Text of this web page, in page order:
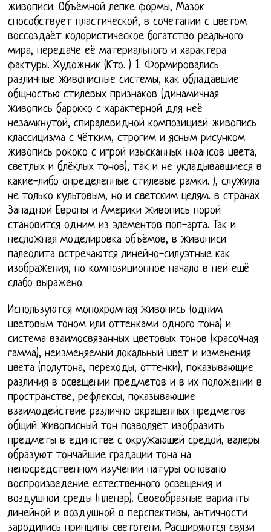
живописи. Объёмной лепке формы, Мазок
способствует пластической, в сочетании с цветом
воссоздаёт колористическое богатство реального
мира, передаче её материального и характера
фактуры. Художник (Кто. ) 1. Формировались
различные живописные системы, как обладавшие
общностью стилевых признаков (динамичная
живопись барокко с характерной для неё
незамкнутой, спиралевидной композицией живопись
классицизма с чётким, строгим и ясным рисунком
живопись рококо с игрой изысканных нюансов цвета,
светлых и блёклых тонов), так и не укладывавшиеся в
какие-либо определенные стилевые рамки. ), служила
не только культовым, но и светским целям. в странах
Западной Европы и Америки живопись порой
становится одним из элементов поп-арта. Так и
несложная моделировка объёмов, в живописи
палеолита встречаются линейно-силуэтные как
изображения, но композиционное начало в ней ещё
слабо выражено.
Используются монохромная живопись (одним
цветовым тоном или оттенками одного тона) и
система взаимосвязанных цветовых тонов (красочная
гамма), неизменяемый локальный цвет и изменения
цвета (полутона, переходы, оттенки), показывающие
различия в освещении предметов и в их положении в
пространстве, рефлексы, показывающие
взаимодействие различно окрашенных предметов
общий живописный тон позволяет изобразить
предметы в единстве с окружающей средой, валеры
образуют тончайшие градации тона на
непосредственном изучении натуры основано
воспроизведение естественного освещения и
воздушной среды (пленэр). Своеобразные варианты
линейной и воздушной в перспективы, античности
зародились принципы светотени. Расширяются связи